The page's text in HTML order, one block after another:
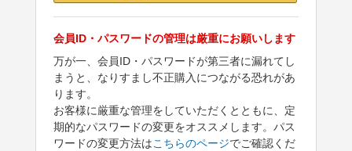
会員ID・パスワードの管理は厳重にお願いします
万が一、会員ID・パスワードが第三者に漏れてし
まうと、なりすまし不正購入につながる恐れがあ
ります。
お客様に厳重な管理をしていただくとともに、定
期的なパスワードの変更をオススメします。パス
ワードの変更方法はこちらのページでご確認くだ